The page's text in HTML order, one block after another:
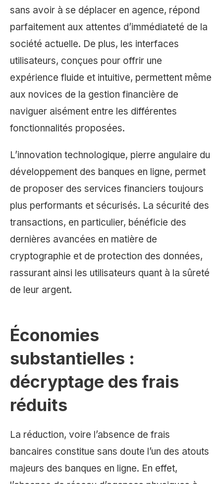
sans avoir à se déplacer en agence, répond
parfaitement aux attentes d’immédiateté de la
société actuelle. De plus, les interfaces
utilisateurs, conçues pour offrir une
expérience fluide et intuitive, permettent même
aux novices de la gestion financière de
naviguer aisément entre les différentes
fonctionnalités proposées.
L’innovation technologique, pierre angulaire du
développement des banques en ligne, permet
de proposer des services financiers toujours
plus performants et sécurisés. La sécurité des
transactions, en particulier, bénéficie des
dernières avancées en matière de
cryptographie et de protection des données,
rassurant ainsi les utilisateurs quant à la sûreté
de leur argent.
Économies
substantielles :
décryptage des frais
réduits
La réduction, voire l’absence de frais
bancaires constitue sans doute l’un des atouts
majeurs des banques en ligne. En effet,